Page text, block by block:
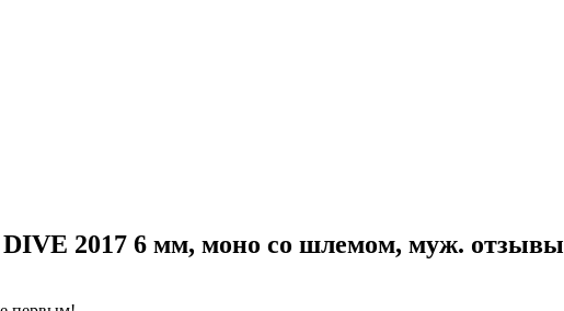
2017 6 мм, моно со шлемом, муж. отзывы